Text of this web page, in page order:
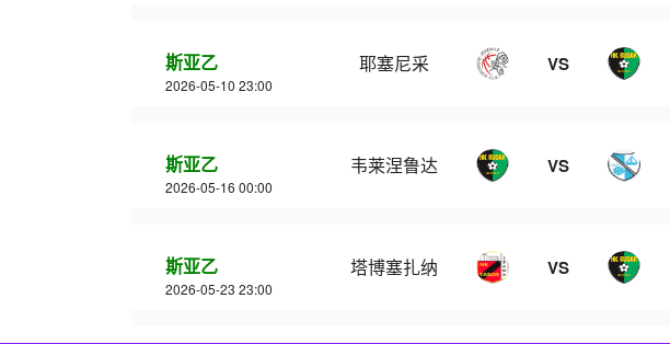
斯亚乙
2026-05-10 23:00
耶塞尼采 VS
斯亚乙
2026-05-16 00:00
韦莱涅鲁达 VS
斯亚乙
2026-05-23 23:00
塔博塞扎纳 VS